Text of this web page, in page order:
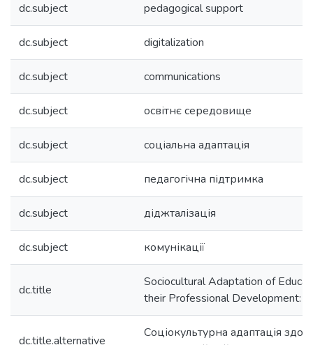
dc.subject pedagogical support
dc.subject digitalization
dc.subject communications
dc.subject освітнє середовище
dc.subject соціальна адаптація
dc.subject педагогічна підтримка
dc.subject діджталізація
dc.subject комунікації
dc.title
Sociocultural Adaptation of
their Professional Development:
dc.title.alternative
Соціокультурна адаптація